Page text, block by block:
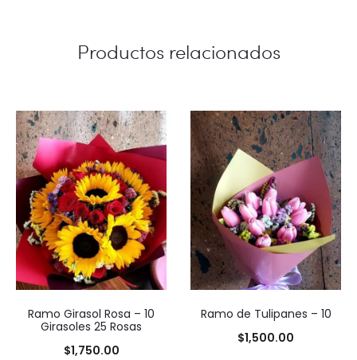
Productos relacionados
Ramo Girasol Rosa – 10
Girasoles 25 Rosas
$1,750.00
Ramo de Tulipanes – 10
$1,500.00